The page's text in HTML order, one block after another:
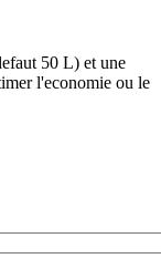
50 L) et une
l'economie ou le